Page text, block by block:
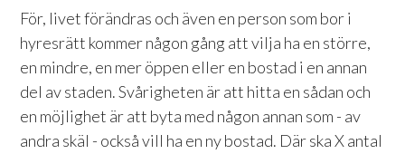
För, livet förändras och även en person som bor i
hyresrätt kommer någon gång att vilja ha en större,
en mindre, en mer öppen eller en bostad i en annan
del av staden. Svårigheten är att hitta en sådan och
en möjlighet är att byta med någon annan som - av
andra skäl - också vill ha en ny bostad. Där ska X antal